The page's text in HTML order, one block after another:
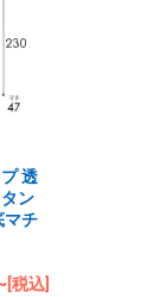
透
ン
マチ
[税込]